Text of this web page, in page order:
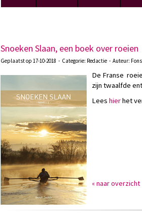
Snoeken Slaan, een boek over roeien
Geplaatst op 17-10-2018 - Categorie: Redactie - Auteur:
De Franse
zijn twaalfde
Lees hierhet
« naar overzicht